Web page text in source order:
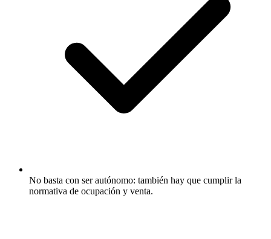
No basta con ser autónomo: también hay que cumplir la
normativa de ocupación y venta.